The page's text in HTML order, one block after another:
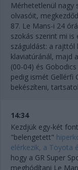
Mérhetetlenül nagy
olvasóit,
87. Le Mans-i 24
szokás szerint mi
száguldást: a rajttól
klaviatúránál, majd
(00-04) és
pedig ismét Gellérfi
bekészíteni,
14:34
Kezdjük egy-két
"belengetett"
elérkezik, a Toyota
hogy a GR Super
meghódítani Le